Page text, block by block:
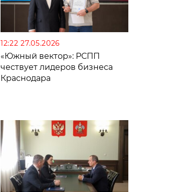
12:22 27.05.2026
«Южный вектор»: РСПП
чествует лидеров бизнеса
Краснодара